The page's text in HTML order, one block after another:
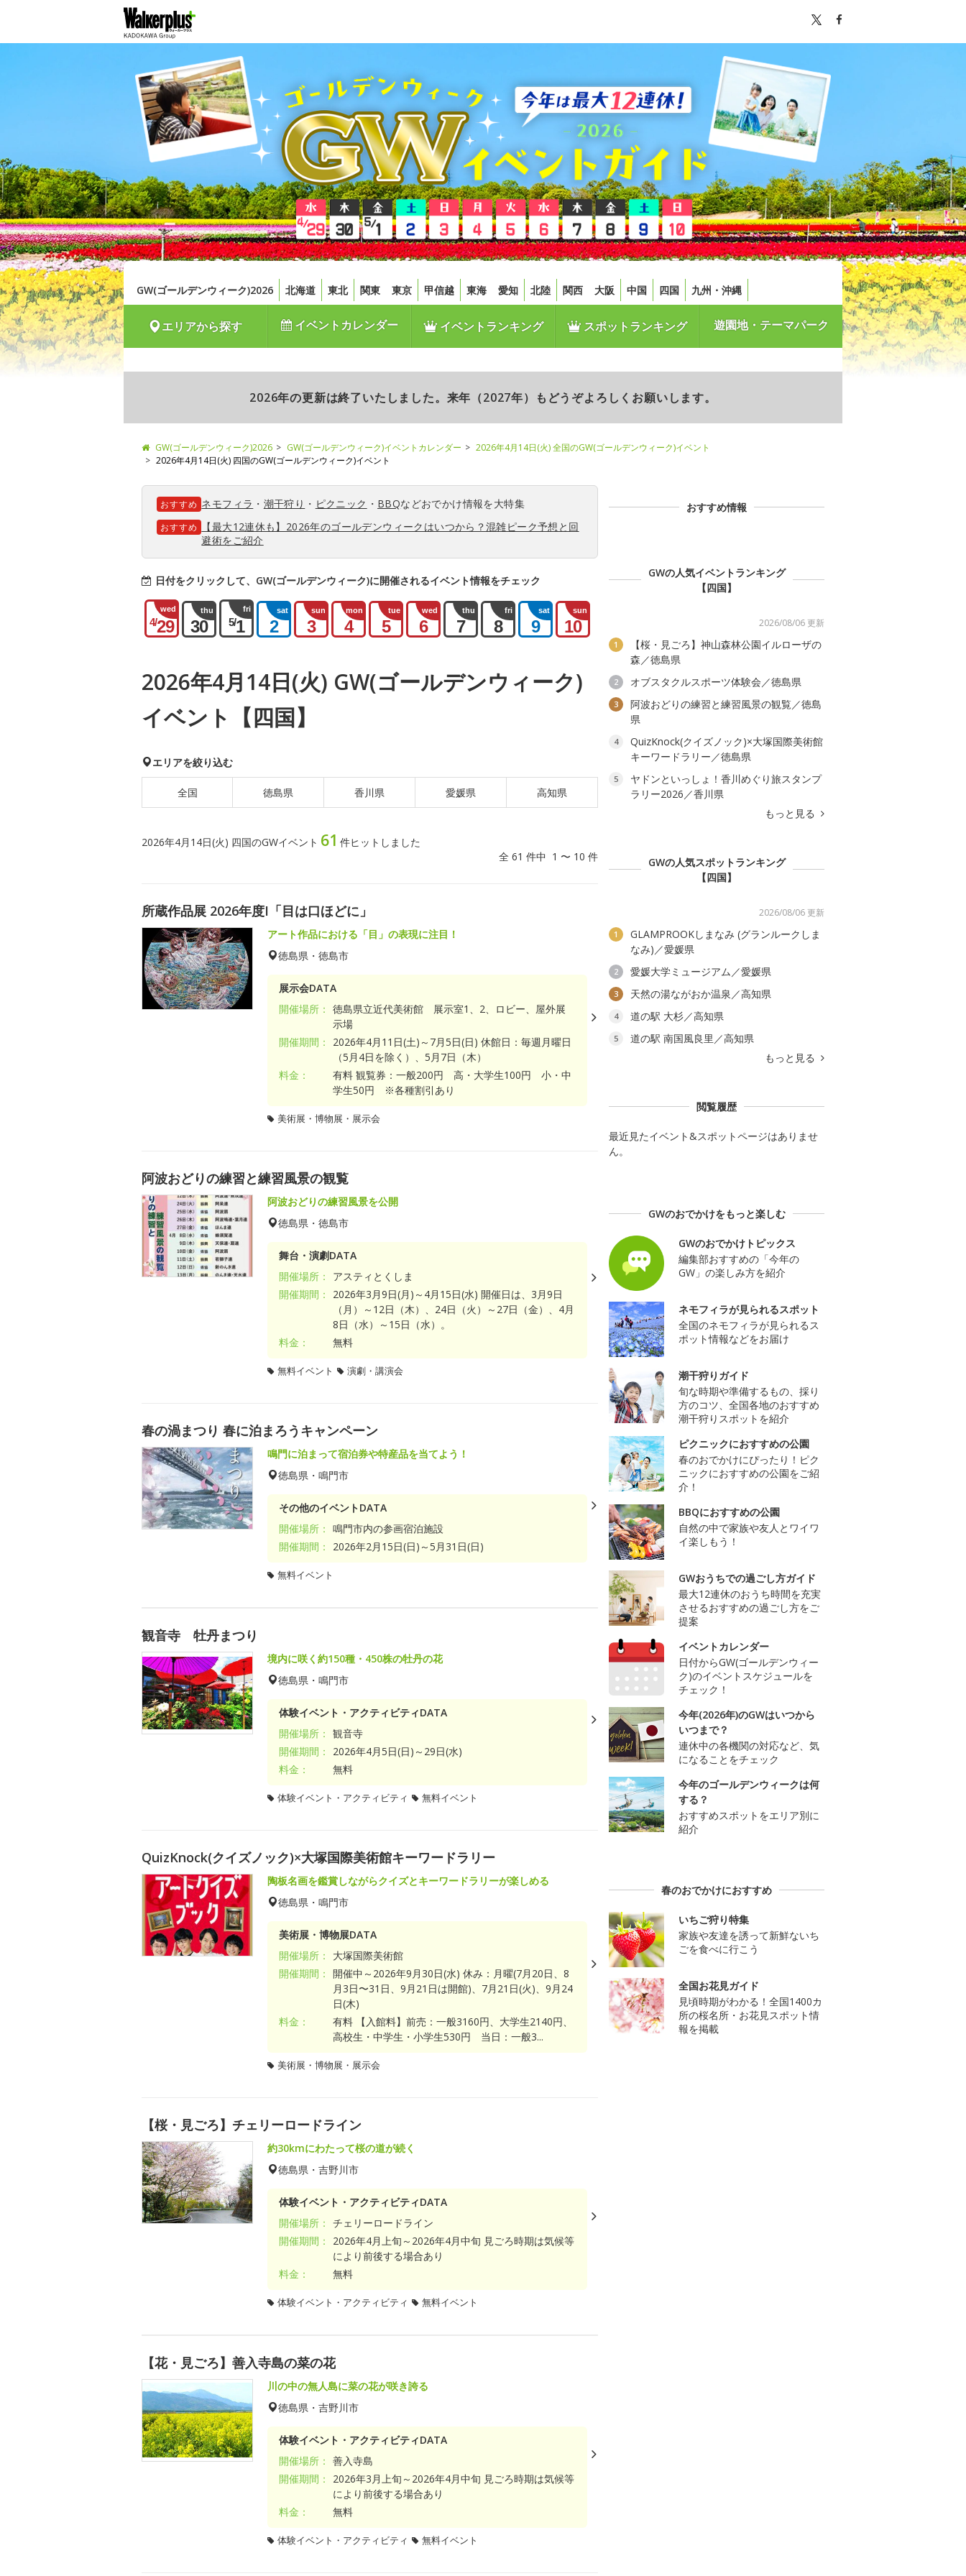
GW(ゴールデンウィーク)2026 北海道 東北 関東 東京 甲信越 東海 愛知 北陸 関西 大阪 中国 四国 九州・沖縄
エリアから探す イベントカレンダー イベントランキング スポットランキング 遊園地・テーマパーク
2026年の更新は終了いたしました。来年（2027年）もどうぞよろしくお願いします。
GW(ゴールデンウィーク)2026 GW(ゴールデンウィーク)イベントカレンダー
2026年4月14日(火) 全国のGW(ゴールデンウィーク)イベント
2026年4月14日(火) 四国のGW(ゴールデンウィーク)イベント
おすすめ ネモフィラ ・ 潮干狩り ・ ピクニック ・ BBQなどおでかけ情報を大特集
おすすめ
【最大12連休も】2026年のゴールデンウィークはいつから？混雑ピーク予想と回
避術をご紹介
日付をクリックして、GW(ゴールデンウィーク)に開催されるイベント情報をチェック
wed
4/29
thu
30
fri
5/1
sat
2
sun
3
mon
4
tue
5
wed
6
thu
7
fri
8
sat
9
sun
10
2026年4月14日(火) GW(ゴールデンウィーク)
イベント【四国】
エリアを絞り込む
全国 徳島県 香川県 愛媛県 高知県
2026年4月14日(火) 四国のGWイベント 61 件ヒットしました
全 61 件中 1 〜 10 件
所蔵作品展 2026年度I「目は口ほどに」
アート作品における「目」の表現に注目！
徳島県・徳島市
展示会DATA
開催場所： 徳島県立近代美術館 展示室1、2、ロビー、屋外展
示場
開催期間：
2026年4月11日(土)～7月5日(日) 休館日：毎週月曜日
（5月4日を除く）、5月7日（木）
料金：
有料 観覧券：一般200円 高・大学生100円 小・中
学生50円 ※各種割引あり
美術展・博物展・展示会
阿波おどりの練習と練習風景の観覧
阿波おどりの練習風景を公開
徳島県・徳島市
舞台・演劇DATA
開催場所：
アスティとくしま
開催期間：
2026年3月9日(月)～4月15日(水) 開催日は、3月9日
（月）～12日（木）、24日（火）～27日（金）、4月
8日（水）～15日（水）。
料金：
無料
無料イベント 演劇・講演会
春の渦まつり 春に泊まろうキャンペーン
鳴門に泊まって宿泊券や特産品を当てよう！
徳島県・鳴門市
その他のイベントDATA
開催場所： 鳴門市内の参画宿泊施設
開催期間：
2026年2月15日(日)～5月31日(日)
無料イベント
観音寺 牡丹まつり
境内に咲く約150種・450株の牡丹の花
徳島県・鳴門市
体験イベント・アクティビティDATA
開催場所： 観音寺
開催期間：
2026年4月5日(日)～29日(水)
料金：
無料
体験イベント・アクティビティ 無料イベント
QuizKnock(クイズノック)×大塚国際美術館キーワードラリー
陶板名画を鑑賞しながらクイズとキーワードラリーが楽しめる
徳島県・鳴門市
美術展・博物展DATA
開催場所：
大塚国際美術館
開催期間：
開催中～2026年9月30日(水) 休み：月曜(7月20日、8
月3日〜31日、9月21日は開館)、7月21日(火)、9月24
日(木)
料金：
有料 【入館料】前売：一般3160円、大学生2140円、
高校生・中学生・小学生530円 当日：一般3...
美術展・博物展・展示会
【桜・見ごろ】チェリーロードライン
約30kmにわたって桜の道が続く
徳島県・吉野川市
体験イベント・アクティビティDATA
開催場所： チェリーロードライン
開催期間：
2026年4月上旬～2026年4月中旬 見ごろ時期は気候等
により前後する場合あり
料金：
無料
体験イベント・アクティビティ 無料イベント
【花・見ごろ】善入寺島の菜の花
川の中の無人島に菜の花が咲き誇る
徳島県・吉野川市
体験イベント・アクティビティDATA
開催場所： 善入寺島
開催期間：
2026年3月上旬～2026年4月中旬 見ごろ時期は気候等
により前後する場合あり
料金：
無料
体験イベント・アクティビティ 無料イベント
おすすめ情報
GWの人気イベントランキング
【四国】
2026/08/06 更新
1
【桜・見ごろ】神山森林公園イルローザの
森／徳島県
2 オブスタクルスポーツ体験会／徳島県
3
阿波おどりの練習と練習風景の観覧／徳島
県
4
QuizKnock(クイズノック)×大塚国際美術館
キーワードラリー／徳島県
5
ヤドンといっしょ！香川めぐり旅スタンプ
ラリー2026／香川県
もっと見る
GWの人気スポットランキング
【四国】
2026/08/06 更新
1
GLAMPROOKしまなみ (グランルークしま
なみ)／愛媛県
2 愛媛大学ミュージアム／愛媛県
3 天然の湯ながおか温泉／高知県
4 道の駅 大杉／高知県
5
道の駅 南国風良里／高知県
もっと見る
閲覧履歴
最近見たイベント&スポットページはありませ
ん。
GWのおでかけをもっと楽しむ
GWのおでかけトピックス
編集部おすすめの「今年の
GW」の楽しみ方を紹介
ネモフィラが見られるスポット
全国のネモフィラが見られるス
ポット情報などをお届け
潮干狩りガイド
旬な時期や準備するもの、採り
方のコツ、全国各地のおすすめ
潮干狩りスポットを紹介
ピクニックにおすすめの公園
春のおでかけにぴったり！ピク
ニックにおすすめの公園をご紹
介！
BBQにおすすめの公園
自然の中で家族や友人とワイワ
イ楽しもう！
GWおうちでの過ごし方ガイド
最大12連休のおうち時間を充実
させるおすすめの過ごし方をご
提案
イベントカレンダー
日付からGW(ゴールデンウィー
ク)のイベントスケジュールを
チェック！
今年(2026年)のGWはいつから
いつまで？
連休中の各機関の対応など、気
になることをチェック
今年のゴールデンウィークは何
する？
おすすめスポットをエリア別に
紹介
春のおでかけにおすすめ
いちご狩り特集
家族や友達を誘って新鮮ないち
ごを食べに行こう
全国お花見ガイド
見頃時期がわかる！全国1400カ
所の桜名所・お花見スポット情
報を掲載